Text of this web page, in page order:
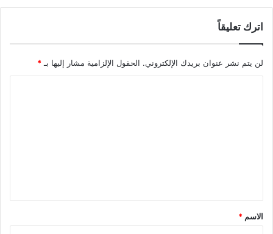
اترك تعليقاً
لن يتم نشر عنوان بريدك الإلكتروني. الحقول الإلزامية مشار إليها بـ *
*
الاسم *